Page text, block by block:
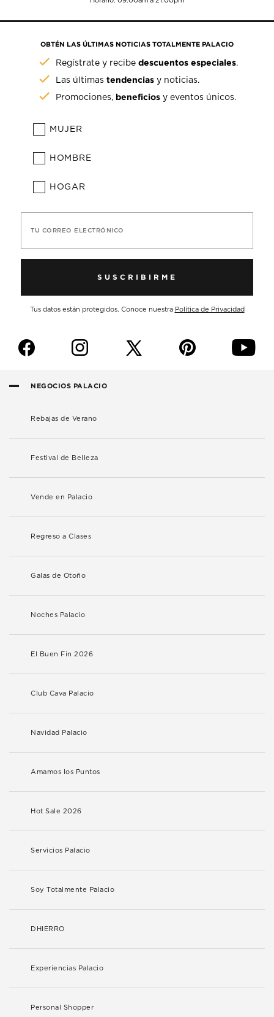
OBTÉN LAS ÚLTIMAS NOTICIAS TOTALMENTE PALACIO
Regístrate y recibedescuentos especiales.
Las últimastendencias y noticias.
Promociones, beneficios y eventos únicos.
MUJER
HOMBRE
HOGAR
TU CORREO ELECTRÓNICO
SUSCRIBIRME
Tus datos están protegidos. Conoce nuestra Política de Privacidad
f i p y
NEGOCIOS PALACIO
Rebajas de Verano
Festival de Belleza
Vende en Palacio
Regreso a Clases
Galas de Otoño
Noches Palacio
El Buen Fin 2026
Club Cava Palacio
Navidad Palacio
Amamos los Puntos
Hot Sale 2026
Servicios Palacio
Soy Totalmente Palacio
DHIERRO
Experiencias Palacio
Personal Shopper